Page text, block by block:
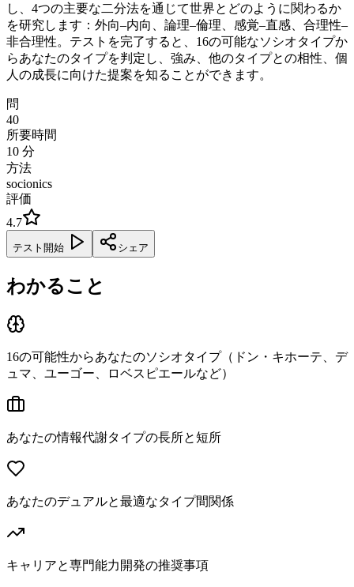
し、4つの主要な二分法を通じて世界とどのように関わるか
を研究します：外向–内向、論理–倫理、感覚–直感、合理性–
非合理性。テストを完了すると、16の可能なソシオタイプか
らあなたのタイプを判定し、強み、他のタイプとの相性、個
人の成長に向けた提案を知ることができます。
問
40
所要時間
10 分
方法
socionics
評価
4.7
テスト開始 シェア
わかること
16の可能性からあなたのソシオタイプ（ドン・キホーテ、デ
ュマ、ユーゴー、ロベスピエールなど）
あなたの情報代謝タイプの長所と短所
あなたのデュアルと最適なタイプ間関係
キャリアと専門能力開発の推奨事項